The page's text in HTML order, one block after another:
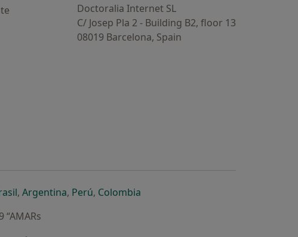
Doctoralia Internet SL
C/ Josep Pla 2 - Building B2, floor 13
08019 Barcelona, Spain
novo separador
num novo separador
abre num novo separador
, Argentinaabre num novo separador
, Perúabre num novo separador
, Colombiaabre num novo separador
“AMARs